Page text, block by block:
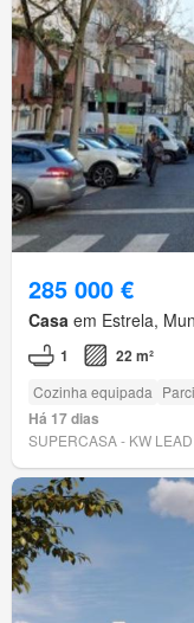
285 000 €
Casa em Estrela,
1 22 m²
Cozinha equipada
Há 17 dias
SUPERCASA - KW LEAD